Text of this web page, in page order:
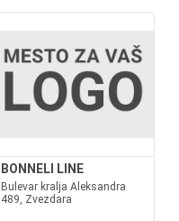
BONNELI LINE
Bulevar kralja Aleksandra
489, Zvezdara